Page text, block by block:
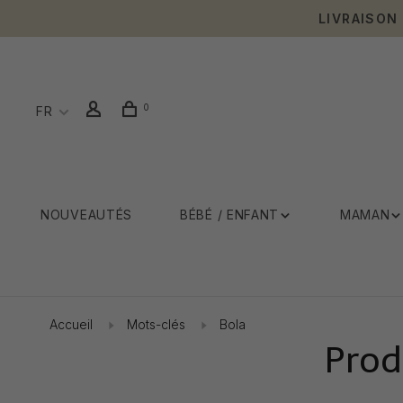
LIVRAISON
FR 0
NOUVEAUTÉS BÉBÉ / ENFANT MAMAN
Accueil Mots-clés Bola